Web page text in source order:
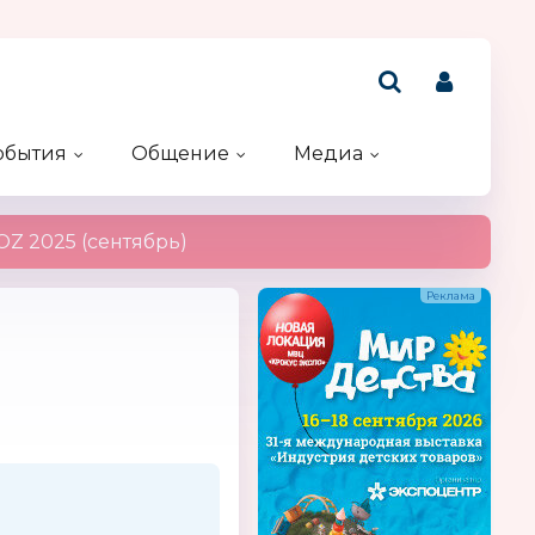
Общение
Медиа
2025 (сентябрь)